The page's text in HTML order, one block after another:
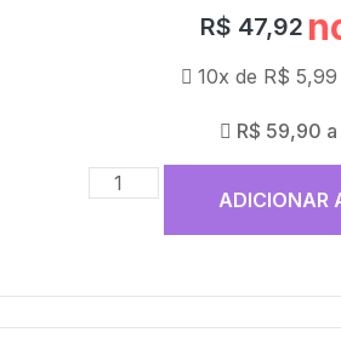
R$ 47,92
10x de R$ 5,99
R$ 59,90
ADICIONAR